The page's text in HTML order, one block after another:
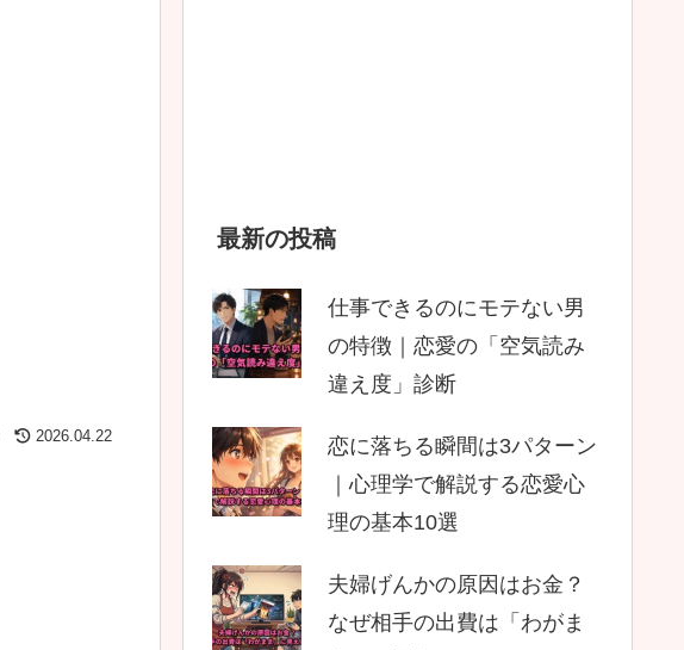
2026.04.22
最新の投稿
仕事できるのにモテない男
の特徴｜恋愛の「空気読み
違え度」診断
恋に落ちる瞬間は3パターン
｜心理学で解説する恋愛心
理の基本10選
夫婦げんかの原因はお金？
なぜ相手の出費は「わがま